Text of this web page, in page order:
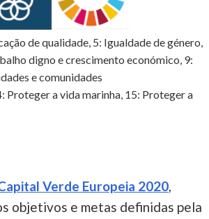
de qualidade, 5: Igualdade de género,
digno e crescimento económico, 9:
e comunidades
Proteger a vida marinha, 15: Proteger a
Verde Europeia 2020,
objetivos e metas definidas pela